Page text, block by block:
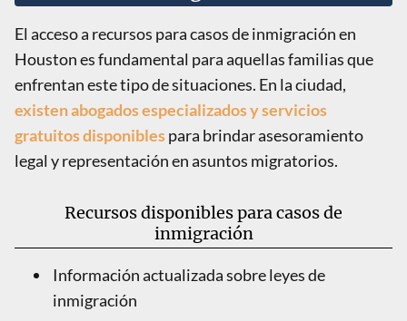
El acceso a recursos para casos de inmigración en
Houston es fundamental para aquellas familias que
enfrentan este tipo de situaciones. En la ciudad,
existen abogados especializados y servicios
gratuitos disponiblespara brindar asesoramiento
legal y representación en asuntos migratorios.
Recursos disponibles para casos de
inmigración
Información actualizada sobre leyes de
inmigración